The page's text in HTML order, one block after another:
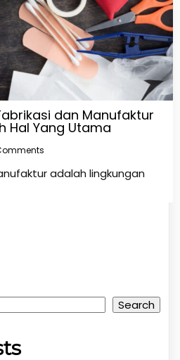
dan Manufaktur
Hal Yang Utama
adalah lingkungan
Search